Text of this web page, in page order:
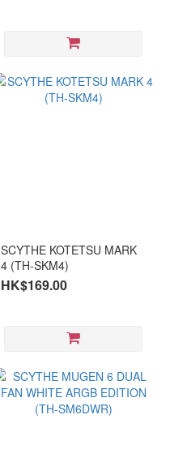
SCYTHE KOTETSU MARK
4 (TH-SKM4)
HK$169.00